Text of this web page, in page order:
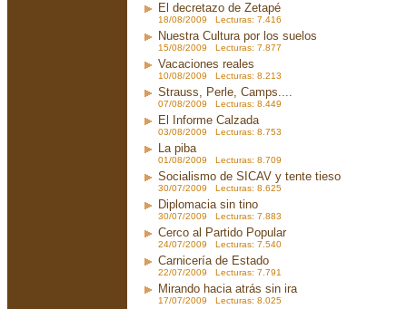
El decretazo de Zetapé
18/08/2009 Lecturas: 7.416
Nuestra Cultura por los suelos
15/08/2009 Lecturas: 7.877
Vacaciones reales
10/08/2009 Lecturas: 8.213
Strauss, Perle, Camps....
07/08/2009 Lecturas: 8.449
El Informe Calzada
03/08/2009 Lecturas: 8.753
La piba
01/08/2009 Lecturas: 8.709
Socialismo de SICAV y tente tieso
30/07/2009 Lecturas: 8.625
Diplomacia sin tino
30/07/2009 Lecturas: 7.883
Cerco al Partido Popular
24/07/2009 Lecturas: 7.540
Carnicería de Estado
22/07/2009 Lecturas: 7.791
Mirando hacia atrás sin ira
17/07/2009 Lecturas: 8.025